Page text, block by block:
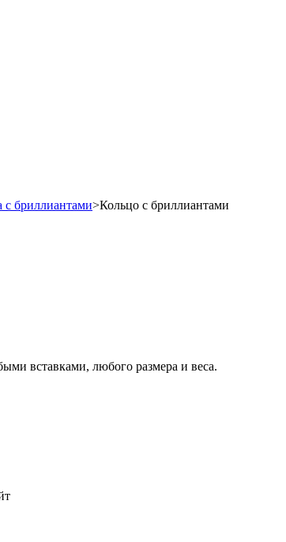
с бриллиантами>Кольцо с бриллиантами
вставками, любого размера и веса.